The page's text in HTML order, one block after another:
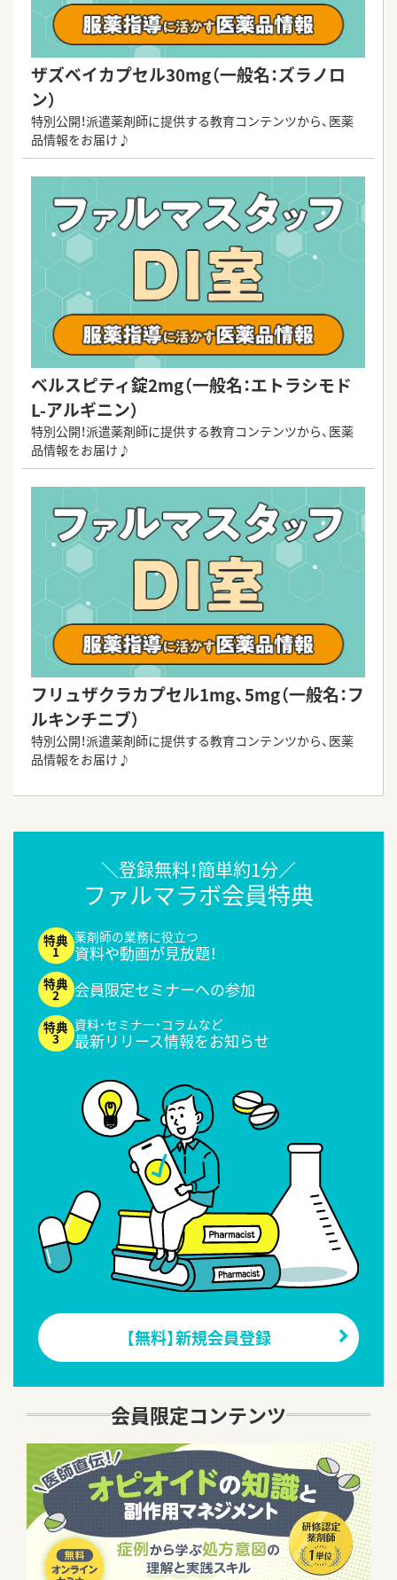
ザズベイカプセル30mg（一般名：ズラノロ
ン）
特別公開！派遣薬剤師に提供する教育コンテンツから、医薬
品情報をお届け♪
ベルスピティ錠2mg（一般名：エトラシモド
L-アルギニン）
特別公開！派遣薬剤師に提供する教育コンテンツから、医薬
品情報をお届け♪
フリュザクラカプセル1mg、5mg（一般名：フ
ルキンチニブ）
特別公開！派遣薬剤師に提供する教育コンテンツから、医薬
品情報をお届け♪
＼登録無料！簡単約1分／
ファルマラボ会員特典
薬剤師の業務に役立つ
資料や動画が見放題！
会員限定セミナーへの参加
資料・セミナー・コラムなど
最新リリース情報をお知らせ
【無料】新規会員登録
会員限定コンテンツ